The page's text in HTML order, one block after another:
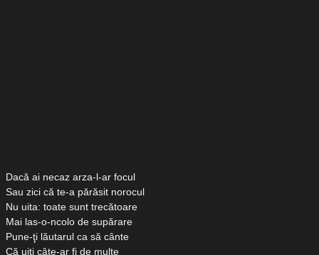
Dacă ai necaz arza-l-ar focul
Sau zici că te-a părăsit norocul
Nu uita: toate sunt trecătoare
Mai las-o-ncolo de supărare
Pune-ţi lăutarul ca să cânte
Că uiţi câte-ar fi de multe